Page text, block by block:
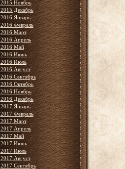
2015 Ноябрь
2015 Декабрь
2016 Январь
2016 Февраль
2016 Март
2016 Апрель
2016 Май
2016 Июнь
2016 Июль
2016 Август
2016 Сентябрь
2016 Октябрь
2016 Ноябрь
2016 Декабрь
2017 Январь
2017 Февраль
2017 Март
2017 Апрель
2017 Май
2017 Июнь
2017 Июль
2017 Август
2017 Сентябрь